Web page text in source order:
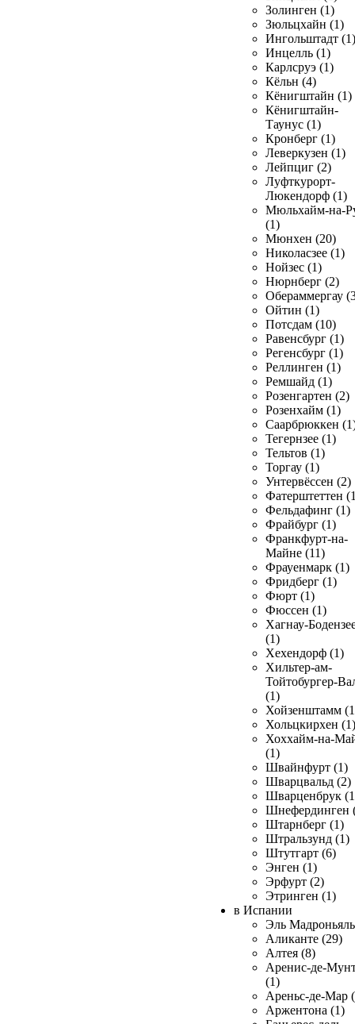
Золинген (1)
Зюльцхайн (1)
Ингольштадт (1)
Инцелль (1)
Карлсруэ (1)
Кёльн (4)
Кёнигштайн (1)
Кёнигштайн-
Таунус (1)
Кронберг (1)
Леверкузен (1)
Лейпциг (2)
Луфткурорт-
Люкендорф (1)
Мюльхайм-на-
(1)
Мюнхен (20)
Николасзее (1)
Нойзес (1)
Нюрнберг (2)
Обераммергау
Ойтин (1)
Потсдам (10)
Равенсбург (1)
Регенсбург (1)
Реллинген (1)
Ремшайд (1)
Розенгартен (2)
Розенхайм (1)
Саарбрюккен
Тегернзее (1)
Тельтов (1)
Торгау (1)
Унтервёссен (2)
Фатерштеттен
Фельдафинг (1)
Фрайбург (1)
Франкфурт-на-
Майне (11)
Фрауенмарк (1)
Фридберг (1)
Фюрт (1)
Фюссен (1)
Хагнау-
(1)
Хехендорф (1)
Хильтер-ам-
Тойтобургер-
(1)
Хойзенштамм
Хольцкирхен (1)
Хоххайм-на-
(1)
Швайнфурт (1)
Шварцвальд (2)
Шварценбрук
Шнефердинген
Штарнберг (1)
Штральзунд (1)
Штутгарт (6)
Энген (1)
Эрфурт (2)
Этринген (1)
в Испании
Эль
Аликанте (29)
Алтея (8)
Аренис-де-
(1)
Ареньс-де-Мар
Аржентона (1)